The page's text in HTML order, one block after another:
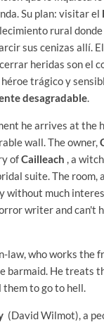
Su plan: visitar el
rural donde
sus cenizas allí.
heridas son el
héroe trágico y
desagradable.
he arrives at the
wall. The owner,
ofCailleach , a
suite. The room,
without much
writer and can't
law, who works the
barmaid. He treats
to go to hell.
(David Wilmot), a